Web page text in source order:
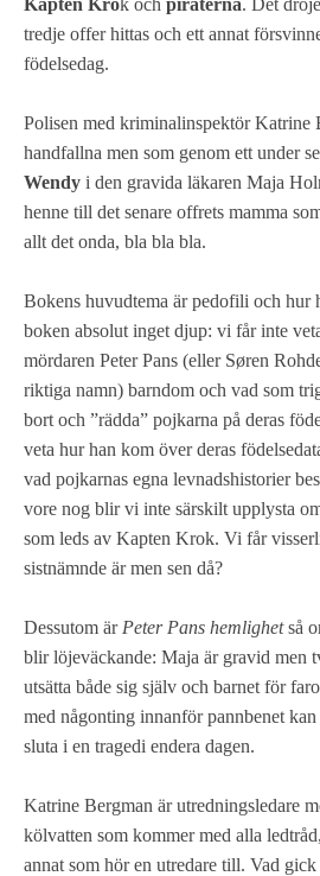
Kapten Krok och piraterna. Det
tredje offer hittas och ett annat
födelsedag.
Polisen med kriminalinspektör Katrine
handfallna men som genom ett under
Wendy i den gravida läkaren Maja
henne till det senare offrets mamma
allt det onda, bla bla bla.
Bokens huvudtema är pedofili och hur
boken absolut inget djup: vi får inte
mördaren Peter Pans (eller Søren
riktiga namn) barndom och vad som
bort och ”rädda” pojkarna på deras
veta hur han kom över deras
vad pojkarnas egna levnadshistorier
vore nog blir vi inte särskilt upplysta
som leds av Kapten Krok. Vi får
sistnämnde är men sen då?
Dessutom är Peter Pans hemlighetså
blir löjeväckande: Maja är gravid men
utsätta både sig själv och barnet för
med någonting innanför pannbenet
sluta i en tragedi endera dagen.
Katrine Bergman är utredningsledare
kölvatten som kommer med alla
annat som hör en utredare till. Vad